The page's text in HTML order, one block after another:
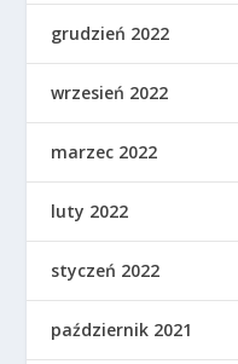
grudzień 2022
wrzesień 2022
marzec 2022
luty 2022
styczeń 2022
październik 2021